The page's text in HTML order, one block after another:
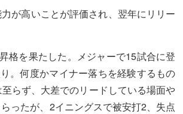
が高いことが評価され、翌年にリリー
格を果たした。メジャーで15試合に登
。何度かマイナー落ちを経験するもの
らず、大差でのリードしている場面や
ったが、2イニングスで被安打2、失点